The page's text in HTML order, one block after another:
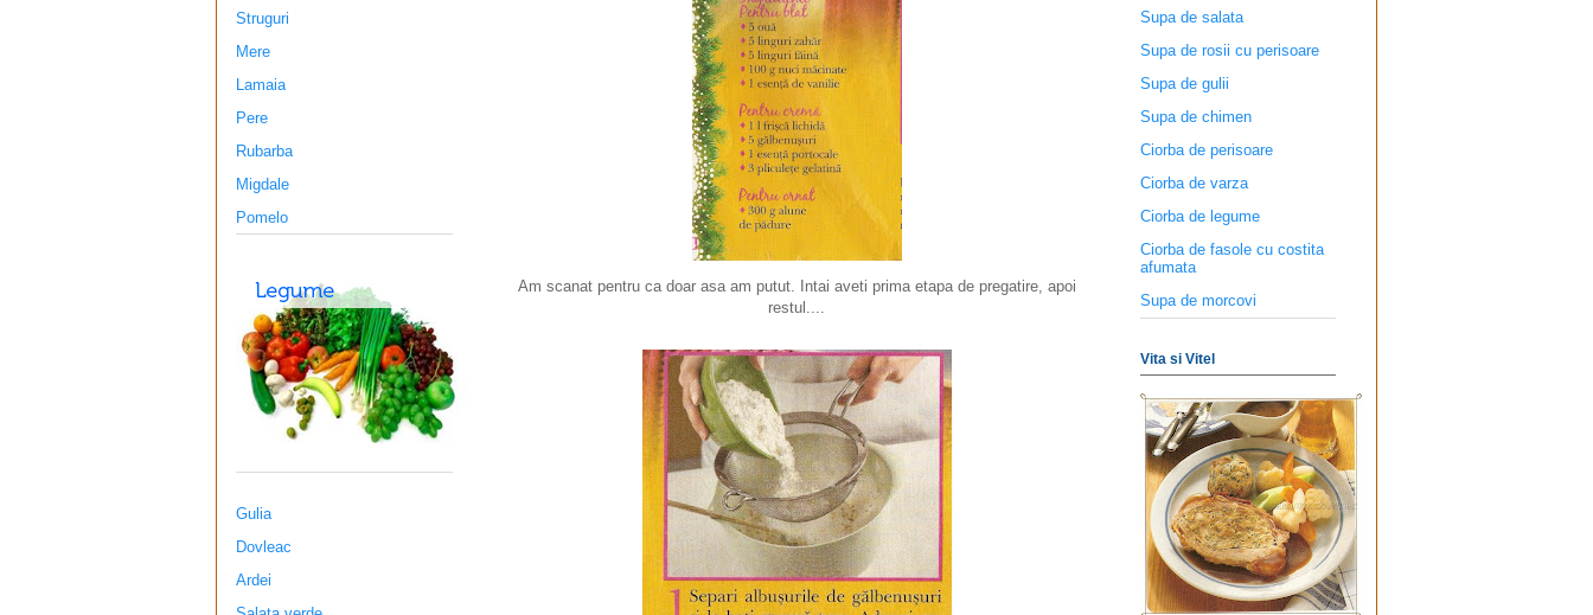
Am scanat pentru ca doar asa am putut. Intai aveti prima etapa de pregatire, apoi
restul....
Struguri
Mere
Lamaia
Pere
Rubarba
Migdale
Pomelo
Gulia
Dovleac
Ardei
Supa de salata
Supa de rosii cu perisoare
Supa de gulii
Supa de chimen
Ciorba de perisoare
Ciorba de varza
Ciorba de legume
Ciorba de fasole cu costita
afumata
Supa de morcovi
Vita si Vitel